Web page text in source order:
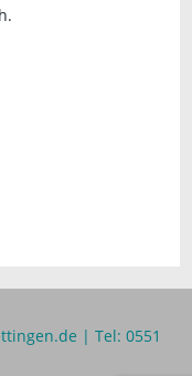
| Tel: 0551